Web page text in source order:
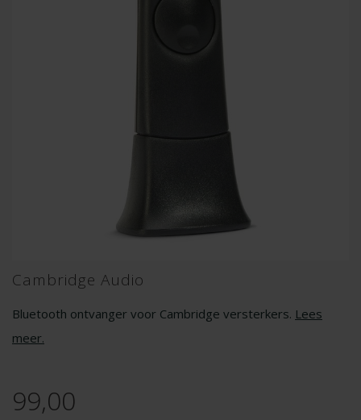
Cambridge Audio
Bluetooth ontvanger voor Cambridge versterkers. Lees
meer.
99,00